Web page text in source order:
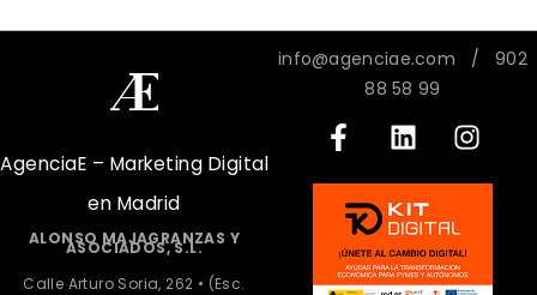
AgenciaE – Marketing Digital
en Madrid
ALONSO MAJAGRANZAS Y
ASOCIADOS, S.L.
Calle Arturo Soria, 262 • (Esc.
info@agenciae.com / 902
88 58 99